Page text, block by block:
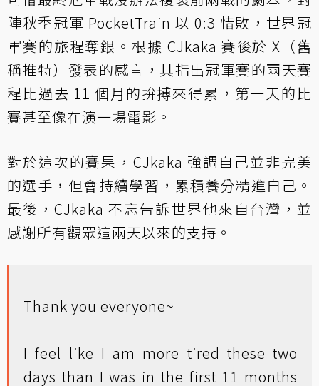
陣秋季冠軍 PocketTrain 以 0:3 惜敗，世界冠
軍賽的旅程奪銀。根據 CJkaka 賽後於 X（舊
稱推特）發表的感言，其指出冠軍賽的兩天賽
程比過去 11 個月的拚搏來得累，第一天的比
賽甚至像在演一場電影。
對於這次的賽果，CJkaka 強調自己並非完美
的選手，但會持續學習，累積養分精進自己。
最後，CJkaka 不忘告訴世界他來自台灣，並
感謝所有觀眾這兩天以來的支持。
Thank you everyone~
I feel like I am more tired these two
days than I was in the first 11 months